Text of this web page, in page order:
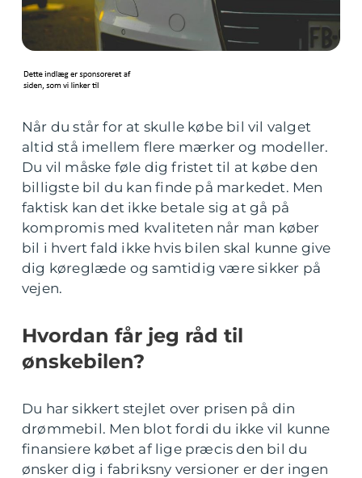
Når du står for at skulle købe bil vil valget
altid stå imellem flere mærker og modeller.
Du vil måske føle dig fristet til at købe den
billigste bil du kan finde på markedet. Men
faktisk kan det ikke betale sig at gå på
kompromis med kvaliteten når man køber
bil i hvert fald ikke hvis bilen skal kunne give
dig køreglæde og samtidig være sikker på
vejen.
Hvordan får jeg råd til
ønskebilen?
Du har sikkert stejlet over prisen på din
drømmebil. Men blot fordi du ikke vil kunne
finansiere købet af lige præcis den bil du
ønsker dig i fabriksny versioner er der ingen